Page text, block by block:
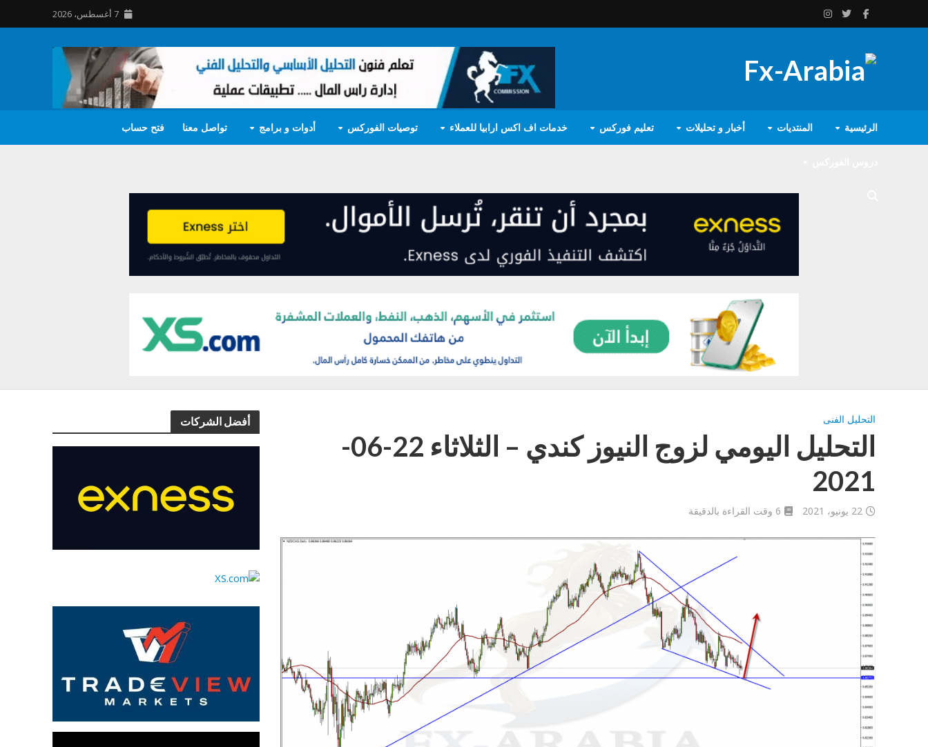
7 أغسطس، 2026
الرئيسية المنتديات أخبار و تحليلات تعليم فوركس خدمات اف اكس ارابيا للعملاء توصيات الفوركس أدوات و برامج تواصل معنا فتح حساب
أفضل الشركات التحليل الفنى
التحليل اليومي لزوج النيوز كندي – الثلاثاء 22-06-
2021
22 يونيو، 2021 6 وقت القراءة بالدقيقة